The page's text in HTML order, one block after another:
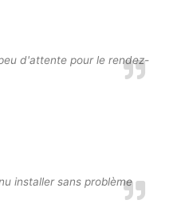
d'attente pour le rendez-
installer sans problème